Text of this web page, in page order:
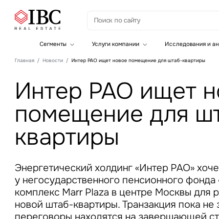
Сегменты
Складская недвижимость
Услуги компании
Земельные активы и девелопмент
Офисная недвижимость
Складская недвижимость
Торговая недвижимость
Стратегический консалтинг
Исследования и аналитика
Оценка
Управление проектами строительства
Исследования и
Главная Новости Интер РАО ищет новое помещение для штаб-квартиры
Интер РАО ищет
помещение для
квартиры
Энергетический холдинг «Интер РАО»
у негосударственного пенсионного
комплекс Marr Plaza в центре Москвы для
новой штаб-квартиры. Транзакция пока не
переговоры находятся на завершающей
Это
Это